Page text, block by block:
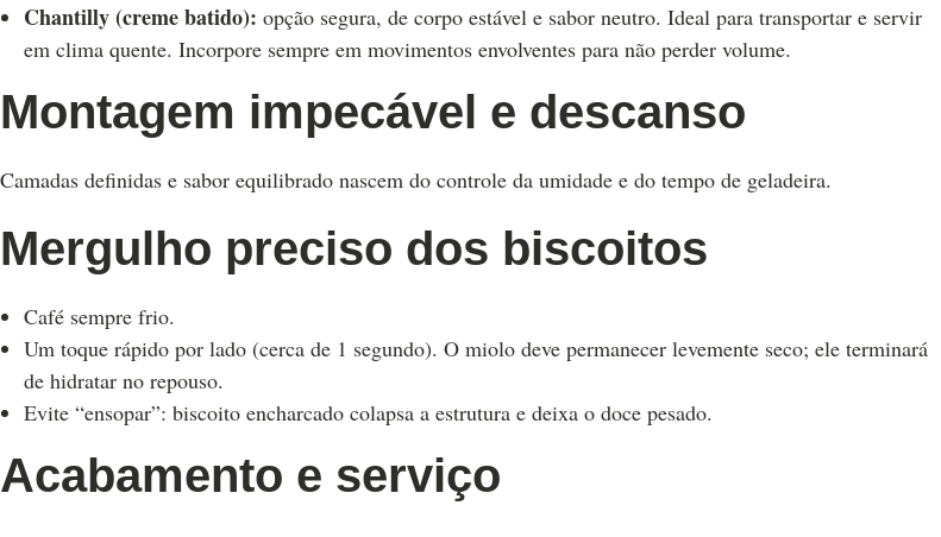
Chantilly (creme batido): opção segura, de corpo estável e sabor neutro. Ideal para transportar e servir
em clima quente. Incorpore sempre em movimentos envolventes para não perder volume.
Montagem impecável e descanso
Camadas definidas e sabor equilibrado nascem do controle da umidade e do tempo de geladeira.
Mergulho preciso dos biscoitos
Café sempre frio.
Um toque rápido por lado (cerca de 1 segundo). O miolo deve permanecer levemente seco; ele terminará
de hidratar no repouso.
Evite “ensopar”: biscoito encharcado colapsa a estrutura e deixa o doce pesado.
Acabamento e serviço